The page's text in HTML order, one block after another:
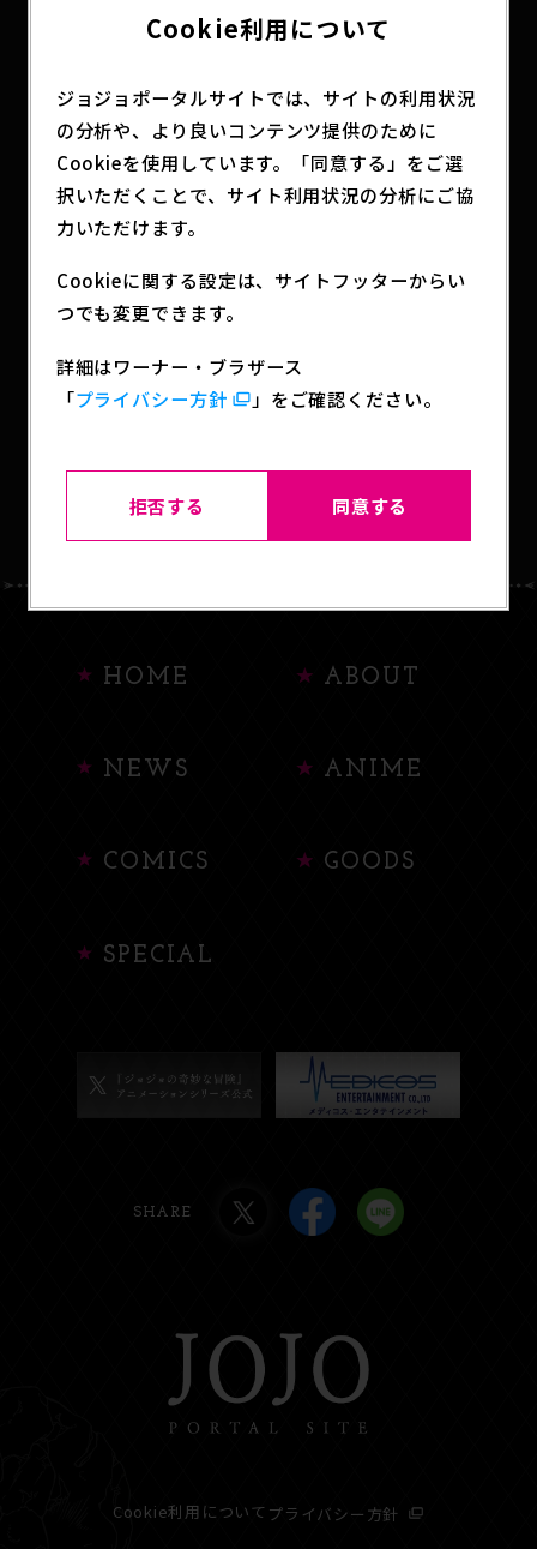
ベント限定のオリジナルクリアファイルをプレゼン
一同に集結した、オリジナルフォトスポットも登
場！
各施設館内を巡って、写真撮影やスタンプラリーを
お楽しみください。
HOME ABOUT
NEWS ANIME
COMICS GOODS
SPECIAL
SHARE
Cookie利用について プライバシー方針
Cookie利用について
ジョジョポータルサイトでは、サイトの利用状況
の分析や、より良いコンテンツ提供のために
Cookieを使用しています。「同意する」をご選
択いただくことで、サイト利用状況の分析にご協
力いただけます。
Cookieに関する設定は、サイトフッターからい
つでも変更できます。
詳細はワーナー・ブラザース
「プライバシー方針 」をご確認ください。
拒否する 同意する